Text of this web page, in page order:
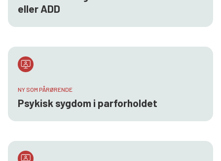
eller ADD
NY SOM PÅRØRENDE
Psykisk sygdom i parforholdet